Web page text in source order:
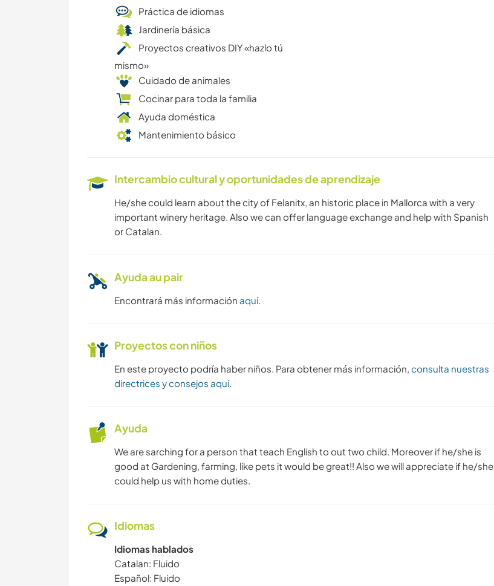
Práctica de idiomas
Jardinería básica
Proyectos creativos DIY «hazlo tú
mismo»
Cuidado de animales
Cocinar para toda la familia
Ayuda doméstica
Mantenimiento básico
Intercambio cultural y oportunidades de aprendizaje
He/she could learn about the city of Felanitx, an historic place in Mallorca with a very
important winery heritage. Also we can offer language exchange and help with Spanish
or Catalan.
Ayuda au pair
Encontrará más información aquí.
Proyectos con niños
En este proyecto podría haber niños. Para obtener más información, consulta nuestras
directrices y consejos aquí.
Ayuda
We are sarching for a person that teach English to out two child. Moreover if he/she is
good at Gardening, farming, like pets it would be great!! Also we will appreciate if he/she
could help us with home duties.
Idiomas
Idiomas hablados
Catalan: Fluido
Español: Fluido